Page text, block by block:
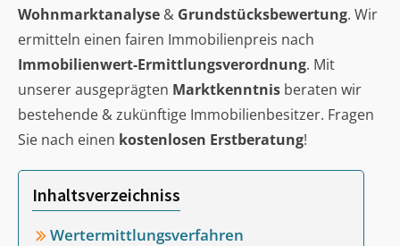
Wohnmarktanalyse & Grundstücksbewertung. Wir
ermitteln einen fairen Immobilienpreis nach
Immobilienwert-Ermittlungsverordnung. Mit
unserer ausgeprägten Marktkenntnis beraten wir
bestehende & zukünftige Immobilienbesitzer. Fragen
Sie nach einen kostenlosen Erstberatung!
Inhaltsverzeichniss
Wertermittlungsverfahren